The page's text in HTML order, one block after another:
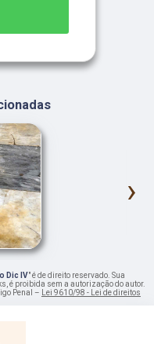
›
Dic IV" é de direito reservado. Sua
é proibida sem a autorização do autor.
Penal –
Lei 9610/98 - Lei de direitos